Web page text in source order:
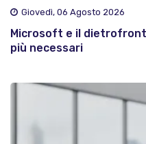
Giovedì, 06 Agosto 2026
Microsoft e il dietrofront
più necessari